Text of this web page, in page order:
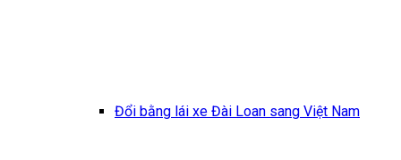
Đổi bằng lái xe Đài Loan sang Việt Nam